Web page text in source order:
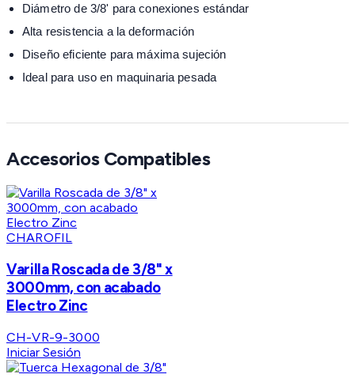
Diámetro de 3/8' para conexiones estándar
Alta resistencia a la deformación
Diseño eficiente para máxima sujeción
Ideal para uso en maquinaria pesada
Accesorios Compatibles
CHAROFIL
Varilla Roscada de 3/8" x
3000mm, con acabado
Electro Zinc
CH-VR-9-3000
Iniciar Sesión